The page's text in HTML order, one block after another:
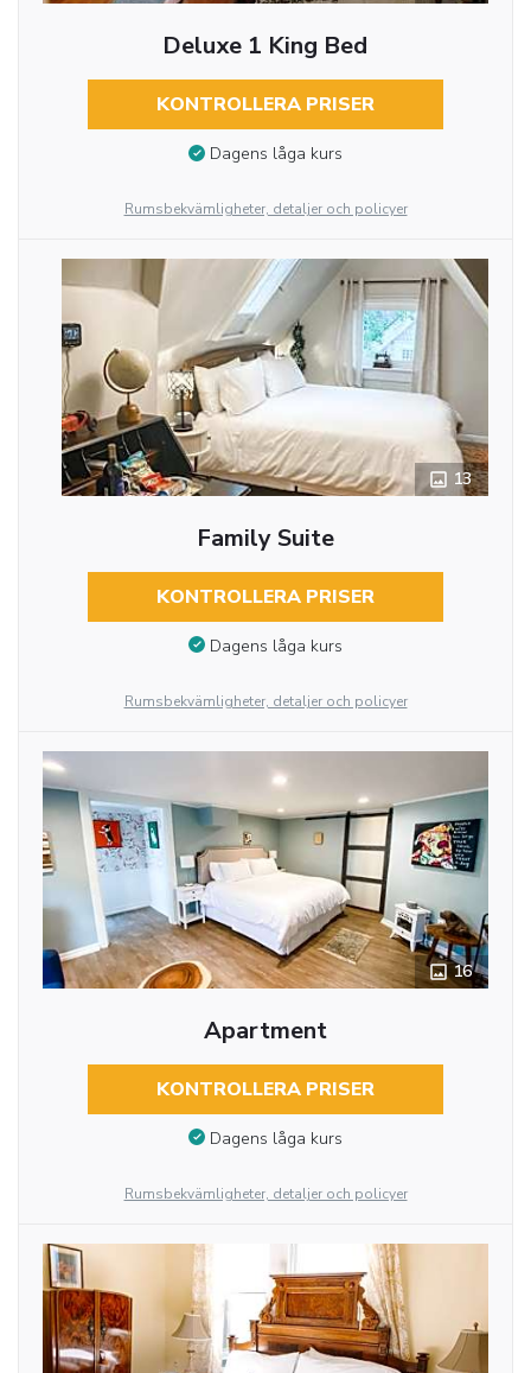
Deluxe 1 King Bed
KONTROLLERA PRISER
Dagens låga kurs
Rumsbekvämligheter, detaljer och policyer
13
Family Suite
KONTROLLERA PRISER
Dagens låga kurs
Rumsbekvämligheter, detaljer och policyer
16
Apartment
KONTROLLERA PRISER
Dagens låga kurs
Rumsbekvämligheter, detaljer och policyer